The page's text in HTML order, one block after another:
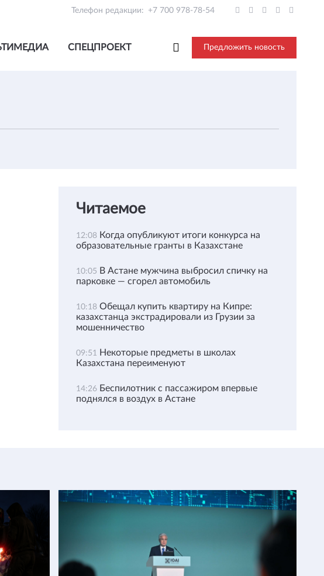
Телефон редакции: +7 700 978-78-54
СПЕЦПРОЕКТ Предложить новость
Читаемое
12:08 Когда опубликуют итоги конкурса на
образовательные гранты в Казахстане
10:05 В Астане мужчина выбросил спичку на
парковке — сгорел автомобиль
10:18 Обещал купить квартиру на Кипре:
казахстанца экстрадировали из Грузии за
мошенничество
09:51 Некоторые предметы в школах
Казахстана переименуют
14:26 Беспилотник с пассажиром впервые
поднялся в воздух в Астане